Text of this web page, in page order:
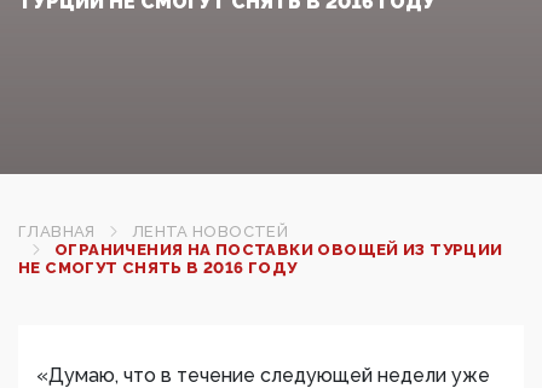
ГЛАВНАЯ
ЛЕНТА НОВОСТЕЙ
ОГРАНИЧЕНИЯ НА ПОСТАВКИ ОВОЩЕЙ ИЗ ТУРЦИИ
НЕ СМОГУТ СНЯТЬ В 2016 ГОДУ‍
«Думаю, что в течение следующей недели уже